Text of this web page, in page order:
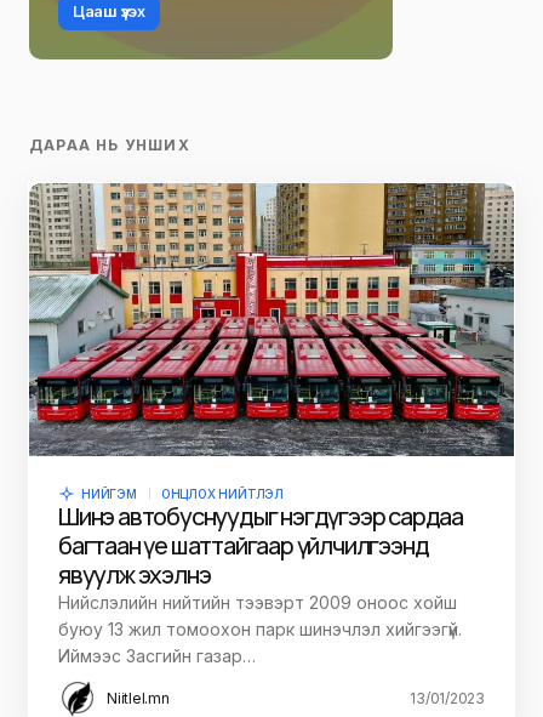
Цааш үзэх
ДАРАА НЬ УНШИХ
НИЙГЭМ ОНЦЛОХ НИЙТЛЭЛ
Шинэ автобуснуудыг нэгдүгээр сардаа
багтаан үе шаттайгаар үйлчилгээнд
явуулж эхэлнэ
Нийслэлийн нийтийн тээвэрт 2009 оноос хойш
буюу 13 жил томоохон парк шинэчлэл хийгээгүй.
Иймээс Засгийн газар…
Niitlel.mn 13/01/2023